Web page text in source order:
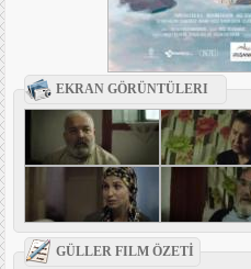
EKRAN GÖRÜNTÜLERI
GÜLLER FILM ÖZETİ